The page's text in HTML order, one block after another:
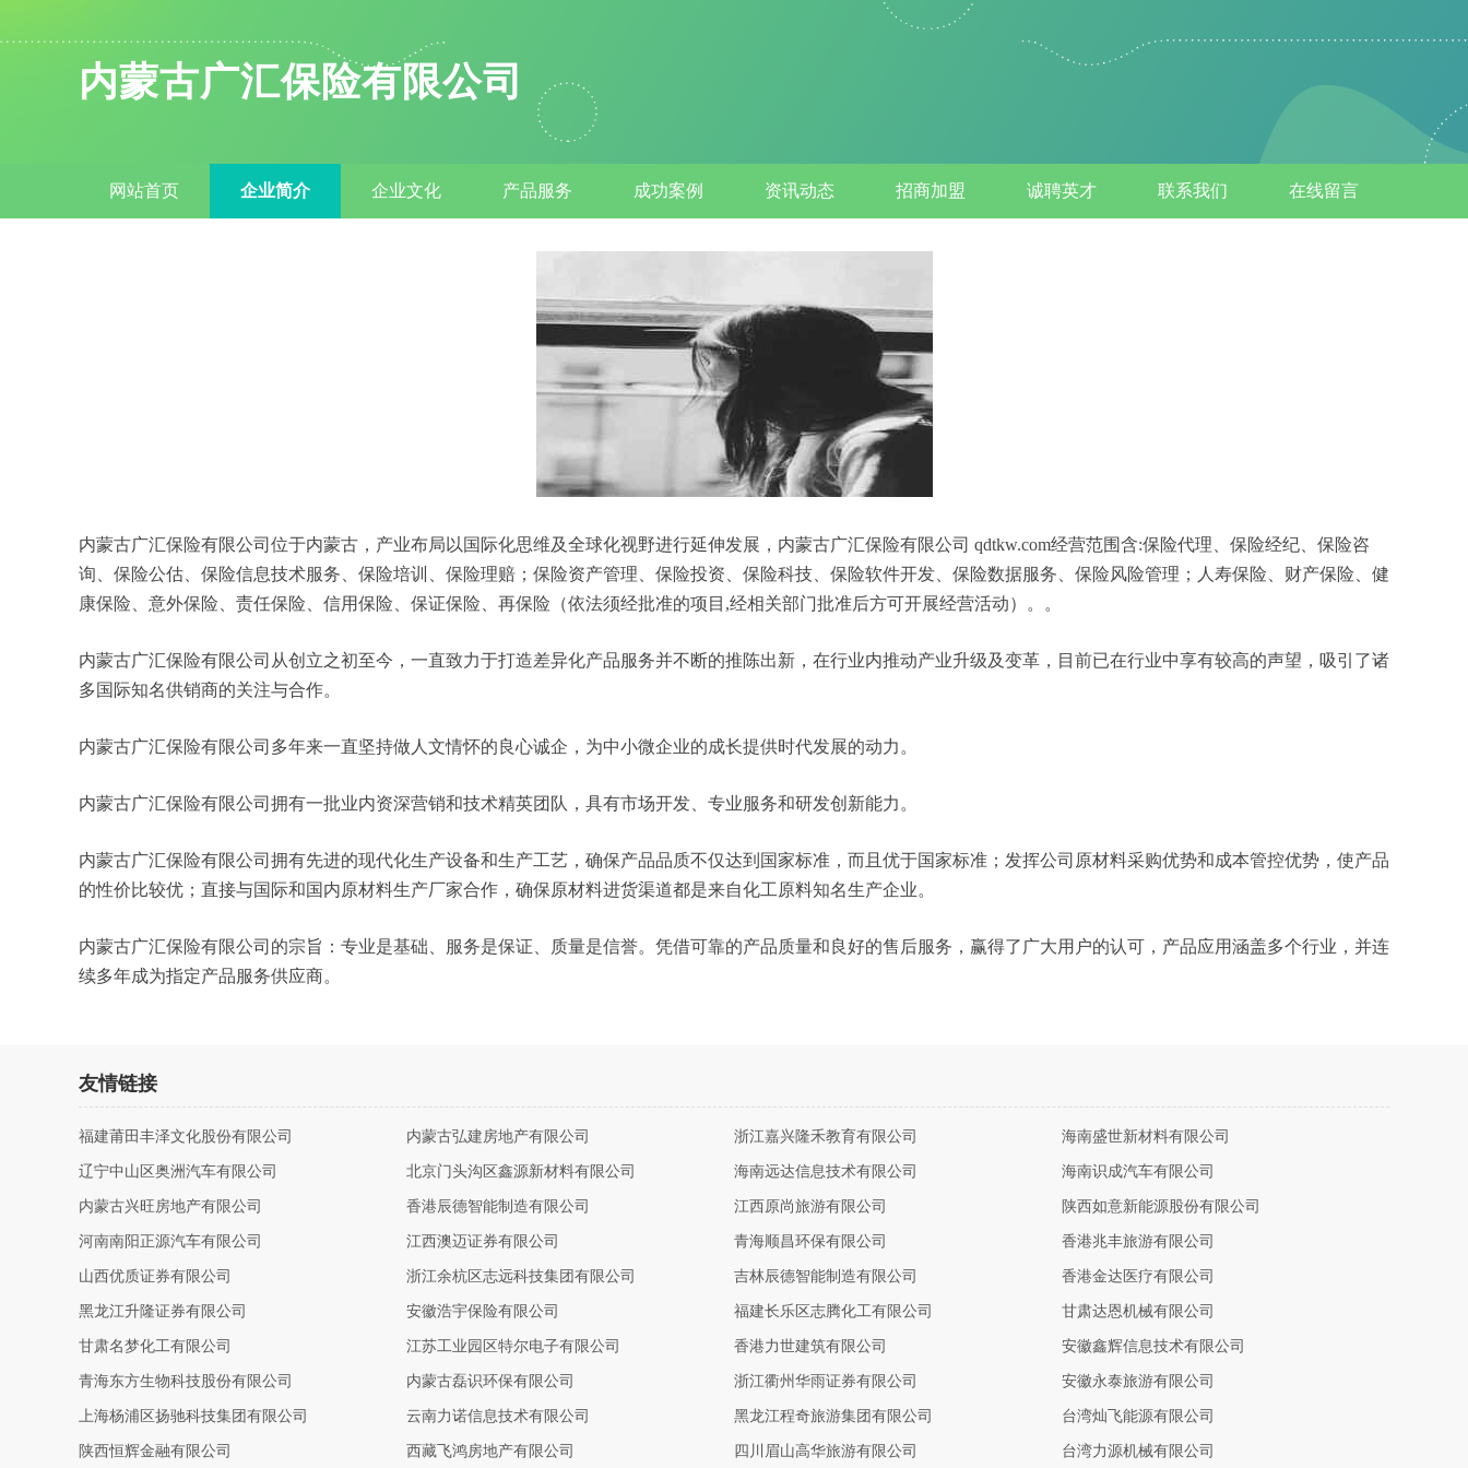
内蒙古广汇保险有限公司
网站首页 企业简介 企业文化 产品服务 成功案例 资讯动态 招商加盟 诚聘英才 联系我们 在线留言
内蒙古广汇保险有限公司位于内蒙古，产业布局以国际化思维及全球化视野进行延伸发展，内蒙古广汇保险有限公司 qdtkw.com经营范围含:保险代理、保险经纪、保险咨
询、保险公估、保险信息技术服务、保险培训、保险理赔；保险资产管理、保险投资、保险科技、保险软件开发、保险数据服务、保险风险管理；人寿保险、财产保险、健
康保险、意外保险、责任保险、信用保险、保证保险、再保险（依法须经批准的项目,经相关部门批准后方可开展经营活动）。。
内蒙古广汇保险有限公司从创立之初至今，一直致力于打造差异化产品服务并不断的推陈出新，在行业内推动产业升级及变革，目前已在行业中享有较高的声望，吸引了诸
多国际知名供销商的关注与合作。
内蒙古广汇保险有限公司多年来一直坚持做人文情怀的良心诚企，为中小微企业的成长提供时代发展的动力。
内蒙古广汇保险有限公司拥有一批业内资深营销和技术精英团队，具有市场开发、专业服务和研发创新能力。
内蒙古广汇保险有限公司拥有先进的现代化生产设备和生产工艺，确保产品品质不仅达到国家标准，而且优于国家标准；发挥公司原材料采购优势和成本管控优势，使产品
的性价比较优；直接与国际和国内原材料生产厂家合作，确保原材料进货渠道都是来自化工原料知名生产企业。
内蒙古广汇保险有限公司的宗旨：专业是基础、服务是保证、质量是信誉。凭借可靠的产品质量和良好的售后服务，赢得了广大用户的认可，产品应用涵盖多个行业，并连
续多年成为指定产品服务供应商。
友情链接
福建莆田丰泽文化股份有限公司 内蒙古弘建房地产有限公司 浙江嘉兴隆禾教育有限公司 海南盛世新材料有限公司
辽宁中山区奥洲汽车有限公司 北京门头沟区鑫源新材料有限公司 海南远达信息技术有限公司 海南识成汽车有限公司
内蒙古兴旺房地产有限公司 香港辰德智能制造有限公司 江西原尚旅游有限公司 陕西如意新能源股份有限公司
河南南阳正源汽车有限公司 江西澳迈证券有限公司 青海顺昌环保有限公司 香港兆丰旅游有限公司
山西优质证券有限公司 浙江余杭区志远科技集团有限公司 吉林辰德智能制造有限公司 香港金达医疗有限公司
黑龙江升隆证券有限公司 安徽浩宇保险有限公司 福建长乐区志腾化工有限公司 甘肃达恩机械有限公司
甘肃名梦化工有限公司 江苏工业园区特尔电子有限公司 香港力世建筑有限公司 安徽鑫辉信息技术有限公司
青海东方生物科技股份有限公司 内蒙古磊识环保有限公司 浙江衢州华雨证券有限公司 安徽永泰旅游有限公司
上海杨浦区扬驰科技集团有限公司 云南力诺信息技术有限公司 黑龙江程奇旅游集团有限公司 台湾灿飞能源有限公司
陕西恒辉金融有限公司 西藏飞鸿房地产有限公司 四川眉山高华旅游有限公司 台湾力源机械有限公司